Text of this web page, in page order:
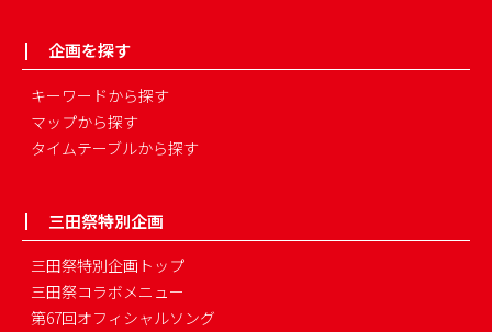
企画を探す
キーワードから探す
マップから探す
タイムテーブルから探す
三田祭特別企画
三田祭特別企画トップ
三田祭コラボメニュー
第67回オフィシャルソング